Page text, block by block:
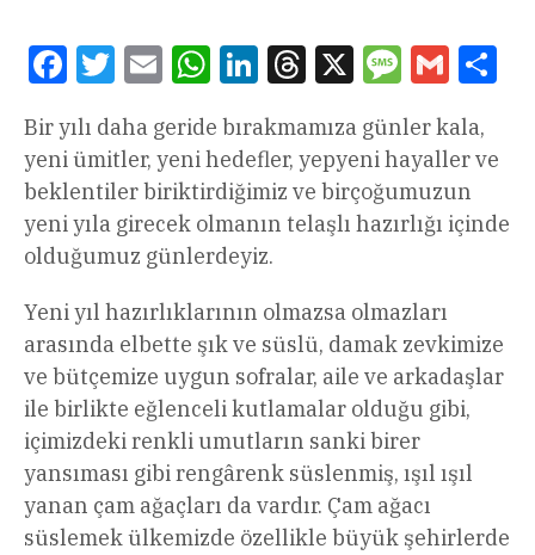
FacebookTwitterEmail WhatsAppLinkedInThreads
X Message
Gmail
Bir yılı daha geride bırakmamıza günler kala,
yeni ümitler, yeni hedefler, yepyeni hayaller ve
beklentiler biriktirdiğimiz ve birçoğumuzun
yeni yıla girecek olmanın telaşlı hazırlığı içinde
olduğumuz günlerdeyiz.
Yeni yıl hazırlıklarının olmazsa olmazları
arasında elbette şık ve süslü, damak zevkimize
ve bütçemize uygun sofralar, aile ve arkadaşlar
ile birlikte eğlenceli kutlamalar olduğu gibi,
içimizdeki renkli umutların sanki birer
yansıması gibi rengârenk süslenmiş, ışıl ışıl
yanan çam ağaçları da vardır. Çam ağacı
süslemek ülkemizde özellikle büyük şehirlerde